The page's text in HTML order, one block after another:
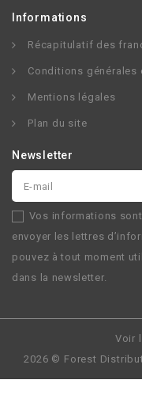
Informations
Récapitulatif des
Conditions générales
Mentions légales
Plan du site
Newsletter
Vos informations
envoyer les lettres
pouvez à tout moment
dans la newsletter.
Voir
2026 © Forest